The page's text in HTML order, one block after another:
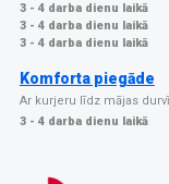
3 - 4 darba dienu laikā
3 - 4 darba dienu laikā
3 - 4 darba dienu laikā
Komforta piegāde
Ar kurjeru līdz mājas
3 - 4 darba dienu laikā